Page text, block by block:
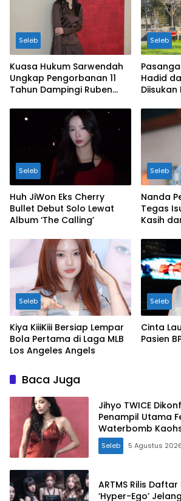
Seleb
Kuasa Hukum Sarwendah
Ungkap Pengorbanan 11
Tahun Dampingi Ruben
Seleb
Hadid
Diisukan
Seleb
Huh JiWon Eks Cherry
Bullet Debut Solo Lewat
Album ‘The Calling’
Seleb
Nanda
Tegas
Kasih
Seleb
Kiya KiiiKiii Bersiap Lempar
Bola Pertama di Laga MLB
Los Angeles Angels
Seleb
Cinta
Pasien
Baca Juga
Jihyo TWICE
Penampil Utama
Waterbomb
Seleb 5 Agustus
ARTMS Rilis
‘Hyper-Ego’